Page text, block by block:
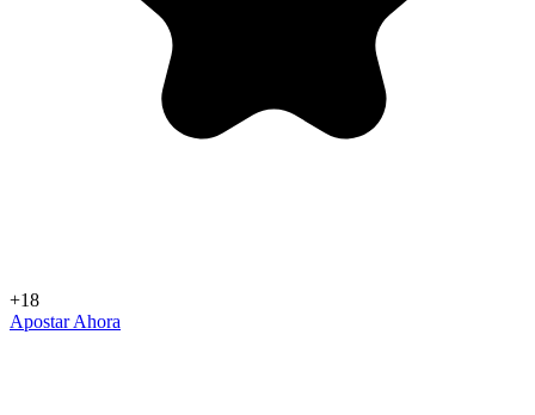
+18
Apostar Ahora